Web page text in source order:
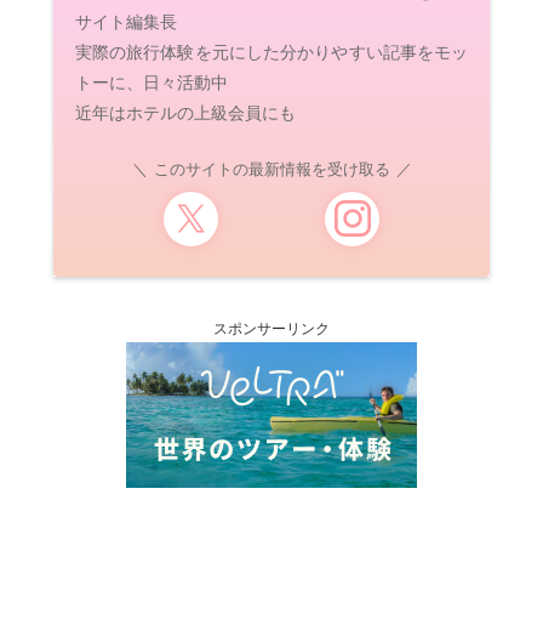
サイト編集長
実際の旅行体験を元にした分かりやすい記事をモッ
トーに、日々活動中
近年はホテルの上級会員にも
このサイトの最新情報を受け取る
スポンサーリンク